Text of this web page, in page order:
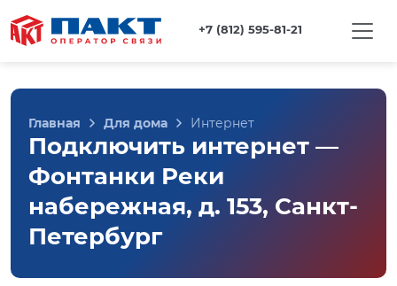
+7 (812) 595-81-21
Главная Для дома Интернет
Подключить интернет —
Фонтанки Реки
набережная, д. 153, Санкт-
Петербург